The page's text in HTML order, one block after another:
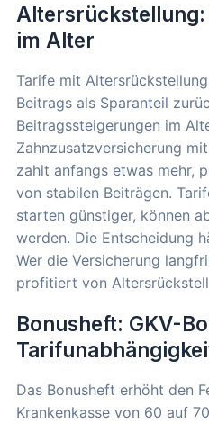
im Alter
Tarife mit
Beitrags als Sparanteil
Beitragssteigerungen im
Zahnzusatzversicherung
zahlt anfangs etwas mehr,
von stabilen Beiträgen.
starten günstiger, können
werden. Die Entscheidung
Wer die Versicherung
profitiert von
Bonusheft: GKV-
Das Bonusheft erhöht den
Krankenkasse von 60 auf